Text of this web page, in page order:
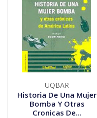
UQBAR
Historia De Una Mujer
Bomba Y Otras
Cronicas De...